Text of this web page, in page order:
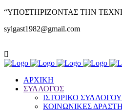
“ΥΠΟΣΤΗΡΙΖΟΝΤΑΣ ΤΗΝ
sylgast1982@gmail.com
ΑΡΧΙΚΗ
ΣΥΛΛΟΓΟΣ
ΙΣΤΟΡΙΚΟ ΣΥΛΛΟΓΟΥ
ΚΟΙΝΩΝΙΚΕΣ